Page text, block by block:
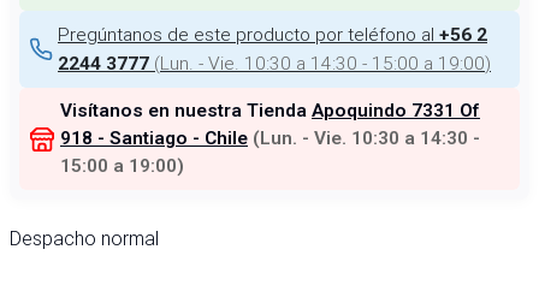
Pregúntanos de este producto por teléfono al +56 2
2244 3777 (Lun. - Vie. 10:30 a 14:30 - 15:00 a 19:00)
Visítanos en nuestra Tienda Apoquindo 7331 Of
918 - Santiago - Chile (Lun. - Vie. 10:30 a 14:30 -
15:00 a 19:00)
Despacho normal